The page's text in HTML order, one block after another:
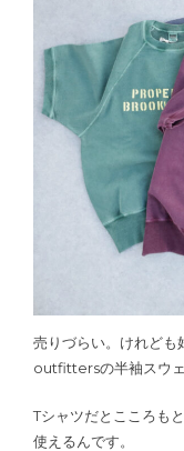
売りづらい。けれど
outfittersの半袖スウェ
Tシャツだとこころも
使えるんです。